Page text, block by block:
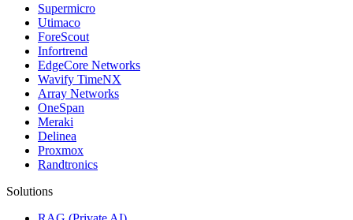
Supermicro
Utimaco
ForeScout
Infortrend
EdgeCore Networks
Wavify TimeNX
Array Networks
OneSpan
Meraki
Delinea
Proxmox
Randtronics
Solutions